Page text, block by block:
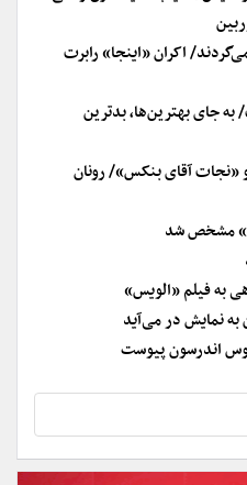
اکران «اینجا» رابرت
جای بهترین‌ها، بدترین
«نجات آقای بنکس»/ رونان
مشخص شد
به فیلم «الویس»
نمایش در می‌آید
اندرسون پیوست